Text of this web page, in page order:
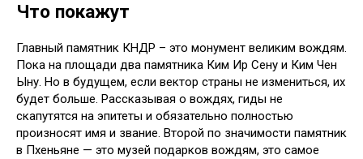
Что покажут
Главный памятник КНДР – это монумент великим вождям.
Пока на площади два памятника Ким Ир Сену и Ким Чен
Ыну. Но в будущем, если вектор страны не измениться, их
будет больше. Рассказывая о вождях, гиды не
скапутятся на эпитеты и обязательно полностью
произносят имя и звание. Второй по значимости памятник
в Пхеньяне — это музей подарков вождям, это самое